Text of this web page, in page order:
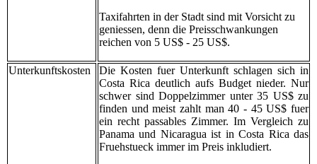
Taxifahrten in der Stadt sind mit Vorsicht zu
geniessen, denn die Preisschwankungen
reichen von 5 US$ - 25 US$.
Unterkunftskosten
Die Kosten fuer Unterkunft schlagen sich in
Costa Rica deutlich aufs Budget nieder. Nur
schwer sind Doppelzimmer unter 35 US$ zu
finden und meist zahlt man 40 - 45 US$ fuer
ein recht passables Zimmer. Im Vergleich zu
Panama und Nicaragua ist in Costa Rica das
Fruehstueck immer im Preis inkludiert.